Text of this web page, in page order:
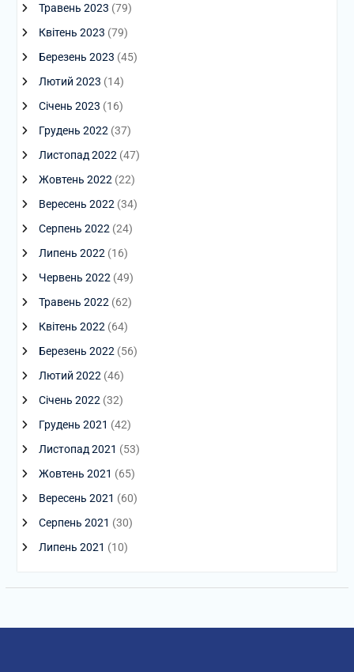
Травень 2023 (79)
Квітень 2023 (79)
Березень 2023 (45)
Лютий 2023 (14)
Січень 2023 (16)
Грудень 2022 (37)
Листопад 2022 (47)
Жовтень 2022 (22)
Вересень 2022 (34)
Серпень 2022 (24)
Липень 2022 (16)
Червень 2022 (49)
Травень 2022 (62)
Квітень 2022 (64)
Березень 2022 (56)
Лютий 2022 (46)
Січень 2022 (32)
Грудень 2021 (42)
Листопад 2021 (53)
Жовтень 2021 (65)
Вересень 2021 (60)
Серпень 2021 (30)
Липень 2021 (10)